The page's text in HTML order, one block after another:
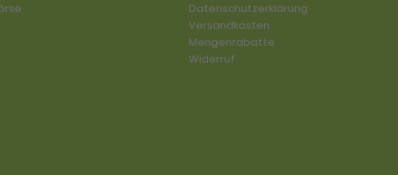
Datenschutzerklärung
Versandkosten
Mengenrabatte
Widerruf